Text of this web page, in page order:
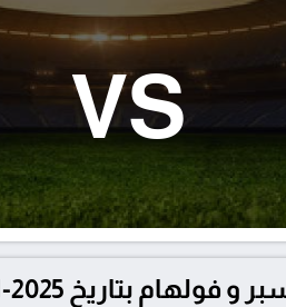
VS
11-29 في الدوري الإنجليزي